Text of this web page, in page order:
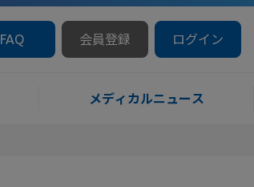
FAQ 会員登録 ログイン
メディカルニュース